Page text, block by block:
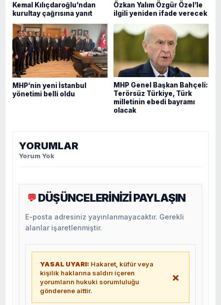
Kemal Kılıçdaroğlu’ndan
kurultay çağrısına yanıt
Özkan Yalım Özgür Özel’le
ilgili yeniden ifade verecek
MHP’nin yeni İstanbul
yönetimi belli oldu
MHP Genel Başkan Bahçeli:
Terörsüz Türkiye, Türk
milletinin ebedi bayramı
olacak
YORUMLAR
Yorum Yok
💬 DÜŞÜNCELERİNİZİ PAYLAŞIN
E-posta adresiniz yayınlanmayacaktır. Gerekli
alanlar işaretlenmiştir.
YASAL UYARI: Hakaret, küfür veya
kişilik haklarına saldırı içeren
yorumların hukuki sorumluluğu
gönderene aittir.
×